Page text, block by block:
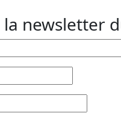
newsletter